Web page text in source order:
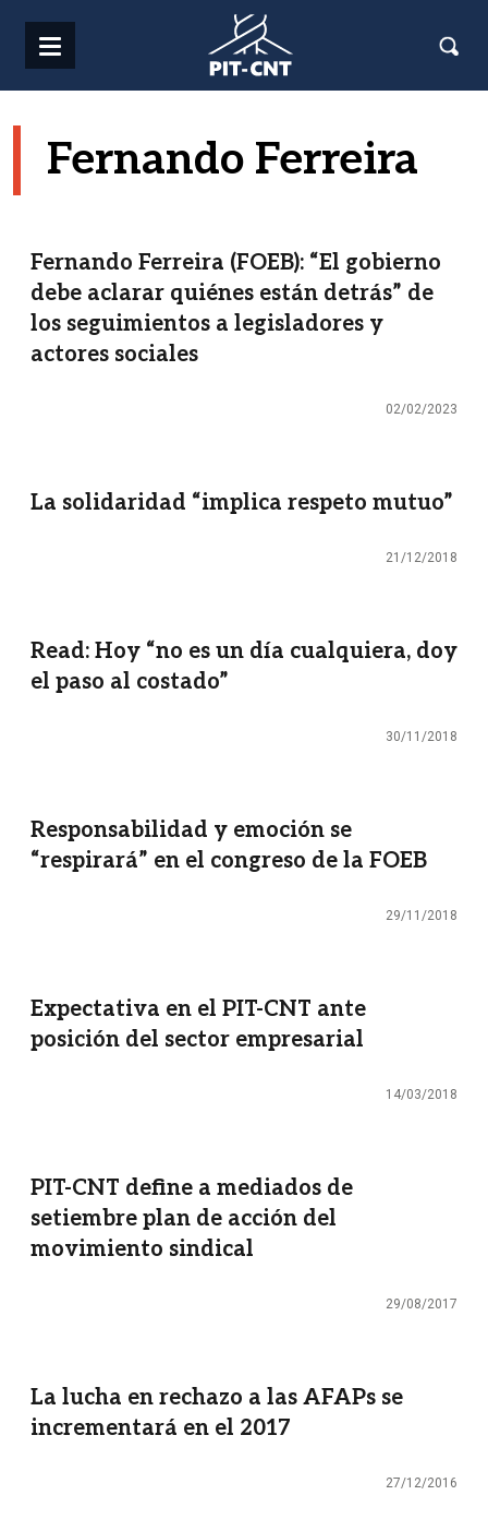
Fernando Ferreira
Fernando Ferreira (FOEB): “El gobierno
debe aclarar quiénes están detrás” de
los seguimientos a legisladores y
actores sociales
02/02/2023
La solidaridad “implica respeto mutuo”
21/12/2018
Read: Hoy “no es un día cualquiera, doy
el paso al costado”
30/11/2018
Responsabilidad y emoción se
“respirará” en el congreso de la FOEB
29/11/2018
Expectativa en el PIT-CNT ante
posición del sector empresarial
14/03/2018
PIT-CNT define a mediados de
setiembre plan de acción del
movimiento sindical
29/08/2017
La lucha en rechazo a las AFAPs se
incrementará en el 2017
27/12/2016